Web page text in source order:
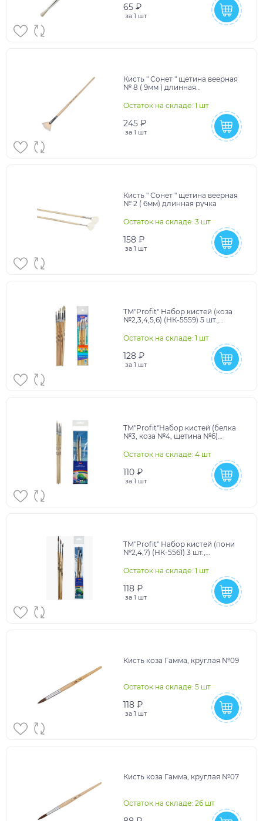
65 ₽
за 1 шт
Кисть " Сонет " щетина веерная
№ 8 ( 9мм ) длинная
Остаток на складе: 1 шт
245 ₽
за 1 шт
Кисть " Сонет " щетина веерная
№ 2 ( 6мм) длинная ручка
Остаток на складе: 3 шт
158 ₽
за 1 шт
TM"Profit" Набор кистей (коза
№2,3,4,5,6) (НК-5559) 5 шт.,
Остаток на складе: 1 шт
128 ₽
за 1 шт
TM"Profit"Набор кистей (белка
№3, коза №4, щетина №6)
ручка, крат 12
Остаток на складе: 4 шт
110 ₽
за 1 шт
TM"Profit" Набор кистей (пони
№2,4,7) (НК-5561) 3 шт.,
Остаток на складе: 1 шт
118 ₽
за 1 шт
Кисть коза Гамма, круглая №09
Остаток на складе: 5 шт
118 ₽
за 1 шт
Кисть коза Гамма, круглая №07
Остаток на складе: 26 шт